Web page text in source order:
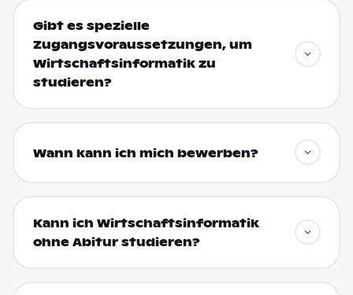
Gibt es spezielle
Zugangsvoraussetzungen, um
Wirtschaftsinformatik zu
studieren?
Wann kann ich mich bewerben?
Kann ich Wirtschaftsinformatik
ohne Abitur studieren?